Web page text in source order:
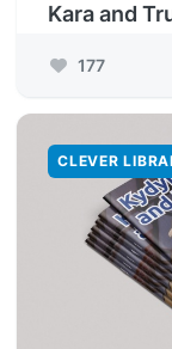
Kara and
177
CLEVER